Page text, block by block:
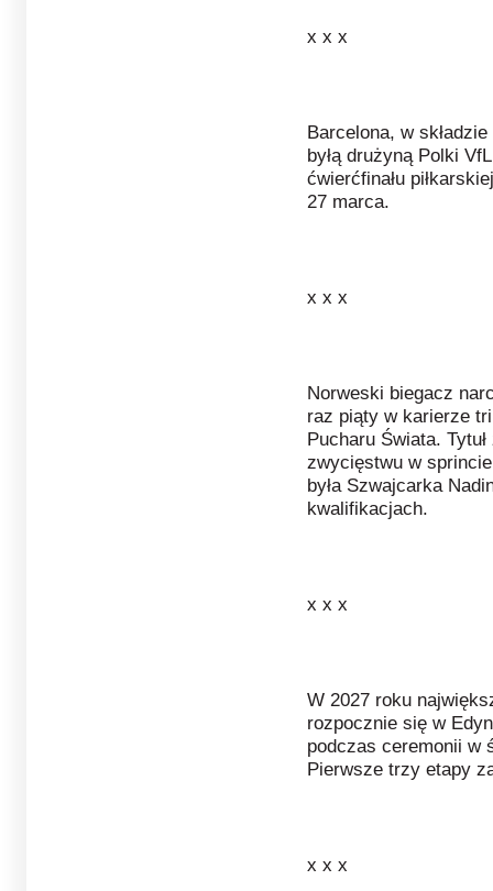
x x x
Barcelona, w
byłą drużyną Polki
ćwierćfinału
27 marca.
x x x
Norweski biegacz
raz piąty w karierze
Pucharu Świata.
zwycięstwu w
była Szwajcarka
kwalifikacjach.
x x x
W 2027 roku
rozpocznie się w
podczas ceremonii w
Pierwsze trzy etapy
x x x